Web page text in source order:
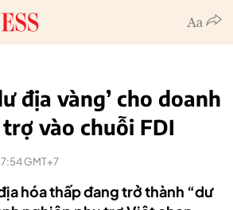
địa vàng’ cho doanh
vào chuỗi FDI
GMT+7
hóa thấp đang trở thành “dư